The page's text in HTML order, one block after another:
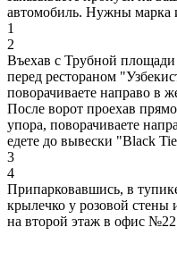
автомобиль. Нужны марка
1
2
Въехав с Трубной
перед рестораном
поворачиваете направо в
После ворот проехав
упора, поворачиваете
едете до вывески "Black
3
4
Припарковавшись, в
крылечко у розовой стены
на второй этаж в офис №22